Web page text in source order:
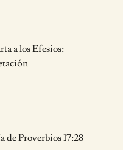
a los Efesios:
de Proverbios 17:28